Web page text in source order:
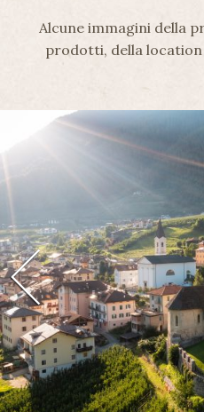
Alcune immagini della
prodotti, della